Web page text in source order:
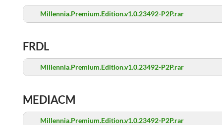
Millennia.Premium.Edition.v1.0.23492-P2P.rar
FRDL
Millennia.Premium.Edition.v1.0.23492-P2P.rar
MEDIACM
Millennia.Premium.Edition.v1.0.23492-P2P.rar